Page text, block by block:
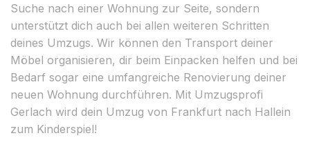
Suche nach einer Wohnung zur Seite, sondern
unterstützt dich auch bei allen weiteren Schritten
deines Umzugs. Wir können den Transport deiner
Möbel organisieren, dir beim Einpacken helfen und bei
Bedarf sogar eine umfangreiche Renovierung deiner
neuen Wohnung durchführen. Mit Umzugsprofi
Gerlach wird dein Umzug von Frankfurt nach Hallein
zum Kinderspiel!